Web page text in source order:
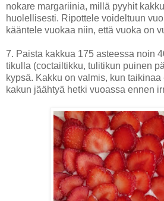
nokare margariinia, millä pyyhit
huolellisesti. Ripottele voideltuun
kääntele vuokaa niin, että vuoka on
7. Paista kakkua 175 asteessa noin
tikulla (coctailtikku, tulitikun puinen
kypsä. Kakku on valmis, kun taikinaa
kakun jäähtyä hetki vuoassa ennen